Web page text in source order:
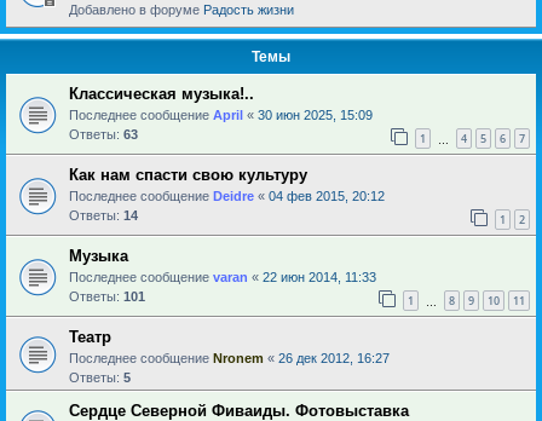
Добавлено в форуме Радость жизни
Темы
Классическая музыка!..
Последнее сообщение April « 30 июн 2025, 15:09
Ответы: 63 1 4 5 6 7
Как нам спасти свою культуру
Последнее сообщение Deidre « 04 фев 2015, 20:12
Ответы: 14 1 2
Музыка
Последнее сообщение varan « 22 июн 2014, 11:33
Ответы: 101 1 8 9 10 11
Театр
Последнее сообщение Nronem « 26 дек 2012, 16:27
Ответы: 5
Сердце Северной Фиваиды. Фотовыставка